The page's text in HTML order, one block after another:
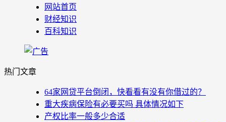
网站首页
财经知识
百科知识
热门文章
64家网贷平台倒闭，快看看有没有你借过的？
重大疾病保险有必要买吗 具体情况如下
产权比率一般多少合适